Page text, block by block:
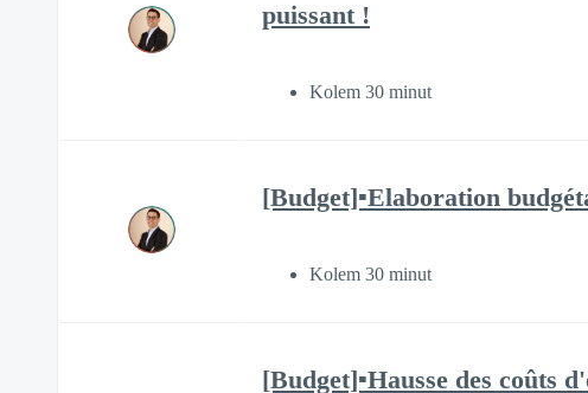
puissant !
Kolem 30 minut
[Budget]▪️Elaboration
Kolem 30 minut
[Budget]▪️Hausse des coûts